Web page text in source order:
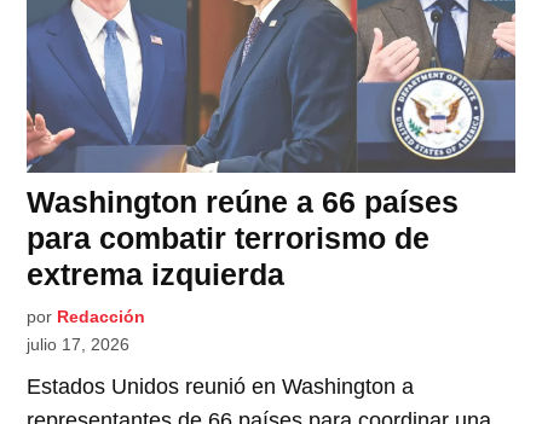
Washington reúne a 66 países
para combatir terrorismo de
extrema izquierda
por Redacción
julio 17, 2026
Estados Unidos reunió en Washington a